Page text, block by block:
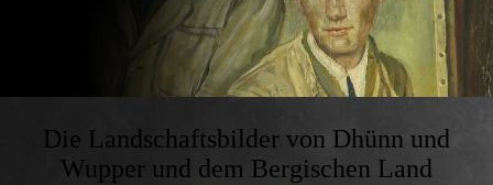
Die Landschaftsbilder von Dhünn und
Wupper und dem Bergischen Land